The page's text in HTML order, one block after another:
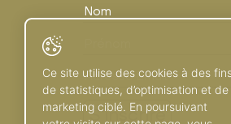
Ce site utilise des cookies à des
de statistiques, d’optimisation et de
marketing ciblé. En poursuivant